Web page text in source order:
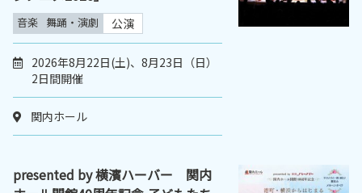
音楽 舞踊・演劇 公演
2026年8月22日(土)、8月23日（日）
2日間開催
関内ホール
presented by 横濱ハーバー 関内